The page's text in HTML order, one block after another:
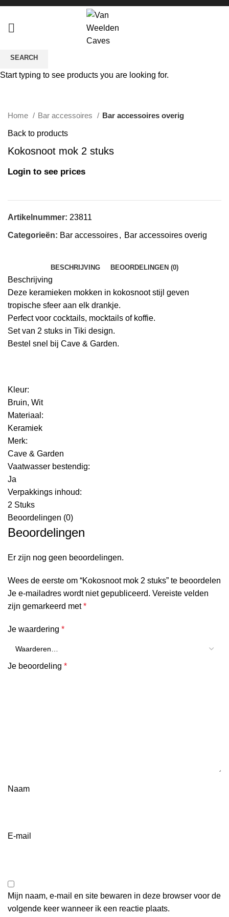
Home Bar accessoires Bar accessoires overig
Back to products
Kokosnoot mok 2 stuks
Login to see prices
Artikelnummer: 23811
Categorieën: Bar accessoires, Bar accessoires overig
BESCHRIJVING BEOORDELINGEN (0)
Beschrijving
Deze keramieken mokken in kokosnoot stijl geven
tropische sfeer aan elk drankje.
Perfect voor cocktails, mocktails of koffie.
Set van 2 stuks in Tiki design.
Bestel snel bij Cave & Garden.
Kleur:
Bruin, Wit
Materiaal:
Keramiek
Merk:
Cave & Garden
Vaatwasser bestendig:
Ja
Verpakkings inhoud:
2 Stuks
Beoordelingen (0)
Beoordelingen
Er zijn nog geen beoordelingen.
Wees de eerste om “Kokosnoot mok 2 stuks” te beoordelen
Je e-mailadres wordt niet gepubliceerd. Vereiste velden
zijn gemarkeerd met*
Je waardering *
Je beoordeling *
Naam
E-mail
Mijn naam, e-mail en site bewaren in deze browser voor de
volgende keer wanneer ik een reactie plaats.
SEARCH
Start typing to see products you are looking for.